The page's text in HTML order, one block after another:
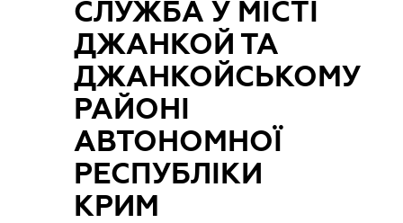
СЛУЖБА У МІСТІ
ДЖАНКОЙ ТА
ДЖАНКОЙСЬКОМУ
РАЙОНІ
АВТОНОМНОЇ
РЕСПУБЛІКИ
КРИМ